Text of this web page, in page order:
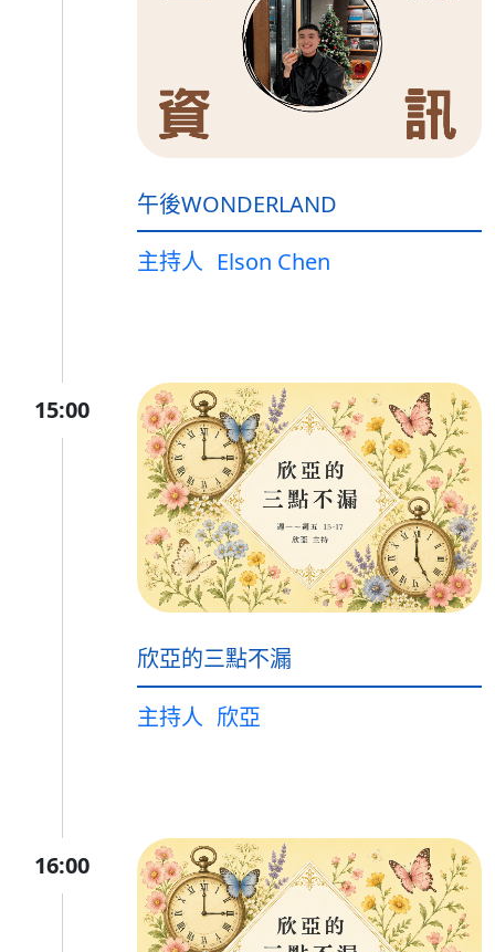
午後WONDERLAND
主持人 Elson Chen
15:00
欣亞的三點不漏
主持人 欣亞
16:00